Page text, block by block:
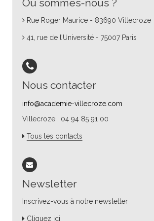
Où sommes-nous ?
Rue Roger Maurice - 83690 Villecroze
41, rue de l’Université - 75007 Paris
Nous contacter
info@academie-villecroze.com
Villecroze : 04 94 85 91 00
Tous les contacts
Newsletter
Inscrivez-vous à notre newsletter
Cliquez ici